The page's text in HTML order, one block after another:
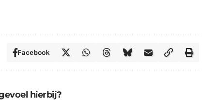
Facebook
hierbij?